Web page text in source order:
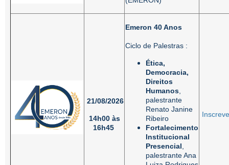
21/08/2026
14h00 às
16h45
Emeron 40 Anos
Ciclo de Palestras :
Ética,
Democracia,
Direitos
Humanos
palestrante
Renato Janine
Ribeiro
Fortalecimento
Institucional
Presencial
palestrante Ana